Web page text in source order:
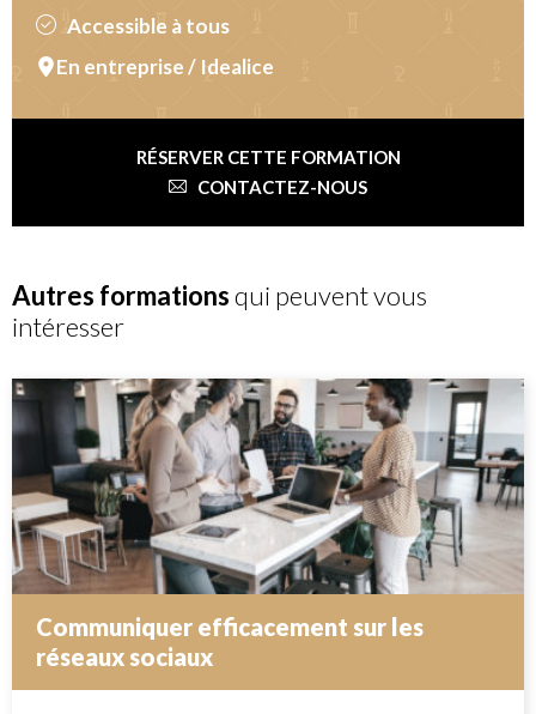
Accessible à tous
En entreprise / Idealice
RÉSERVER CETTE FORMATION
CONTACTEZ-NOUS
Autres formationsqui peuvent vous
intéresser
Communiquer efficacement sur les
réseaux sociaux